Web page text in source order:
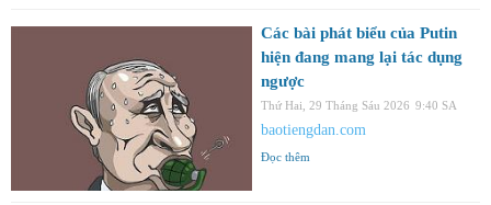
Các bài phát biểu của Putin
hiện đang mang lại tác dụng
ngược
Thứ Hai, 29 Tháng Sáu 2026 9:40 SA
baotiengdan.com
Đọc thêm